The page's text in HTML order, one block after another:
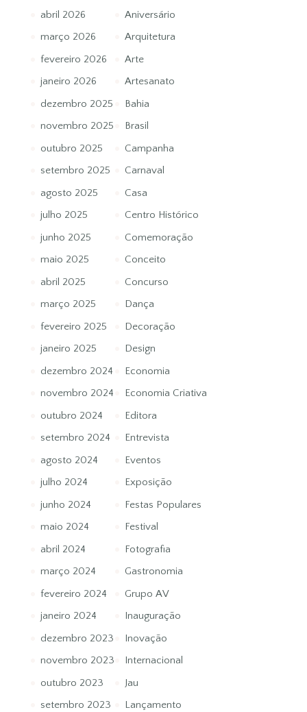
abril 2026
março 2026
fevereiro 2026
janeiro 2026
dezembro 2025
novembro 2025
outubro 2025
setembro 2025
agosto 2025
julho 2025
junho 2025
maio 2025
abril 2025
março 2025
fevereiro 2025
janeiro 2025
dezembro 2024
novembro 2024
outubro 2024
setembro 2024
agosto 2024
julho 2024
junho 2024
maio 2024
abril 2024
março 2024
fevereiro 2024
janeiro 2024
dezembro 2023
novembro 2023
outubro 2023
setembro 2023
Aniversário
Arquitetura
Arte
Artesanato
Bahia
Brasil
Campanha
Carnaval
Casa
Centro Histórico
Comemoração
Conceito
Concurso
Dança
Decoração
Design
Economia
Economia Criativa
Editora
Entrevista
Eventos
Exposição
Festas Populares
Festival
Fotografia
Gastronomia
Grupo AV
Inauguração
Inovação
Internacional
Jau
Lançamento